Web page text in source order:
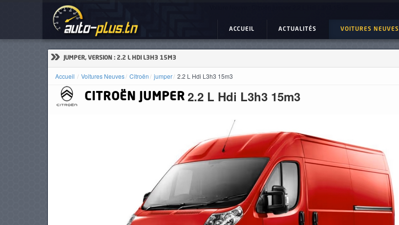
ACCUEIL ACTUALITÉS VOITURES NEUVES
» JUMPER, VERSION : 2.2 L HDI L3H3 15M3
Accueil Voitures Neuves Citroën jumper 2.2 L Hdi L3h3 15m3
CITROËN JUMPER 2.2 L Hdi L3h3 15m3
ACTUALITÉS